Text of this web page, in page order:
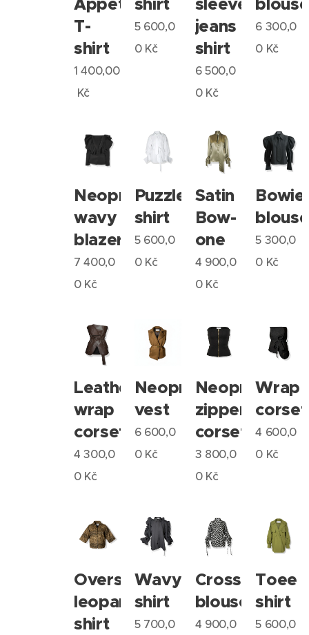
T-
shirt
1 400,00
Kč
5 600,0
0Kč
jeans
shirt
6 500,0
0Kč
6 300,0
0Kč
Neopren
wavy
blazer
7 400,0
0Kč
Puzzle
shirt
5 600,0
0Kč
Satin
Bow-
one
4 900,0
0Kč
Bowie
blouse
5 300,0
0Kč
Leather
wrap
corset
4 300,0
0Kč
Neopren
vest
6 600,0
0Kč
Neopren
zipper
corset
3 800,0
0Kč
Wrap
corset
4 600,0
0Kč
Oversize
leopard
shirt
Wavy
shirt
5 700,0
Cross
blouse
4 900,0
Toee
shirt
5 600,0